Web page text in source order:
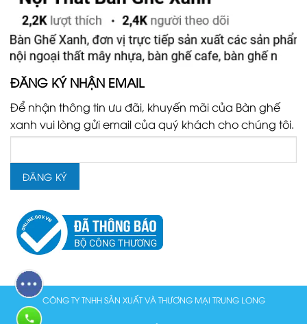
ĐĂNG KÝ NHẬN EMAIL
Để nhận thông tin ưu đãi, khuyến mãi của Bàn ghế
xanh vui lòng gửi email của quý khách cho chúng tôi.
CÔNG TY TNHH SẢN XUẤT VÀ THƯƠNG MẠI TRUNG LONG